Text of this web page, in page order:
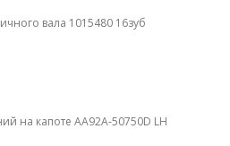
вала 1015480 16зуб
на капоте AA92A-50750D LH